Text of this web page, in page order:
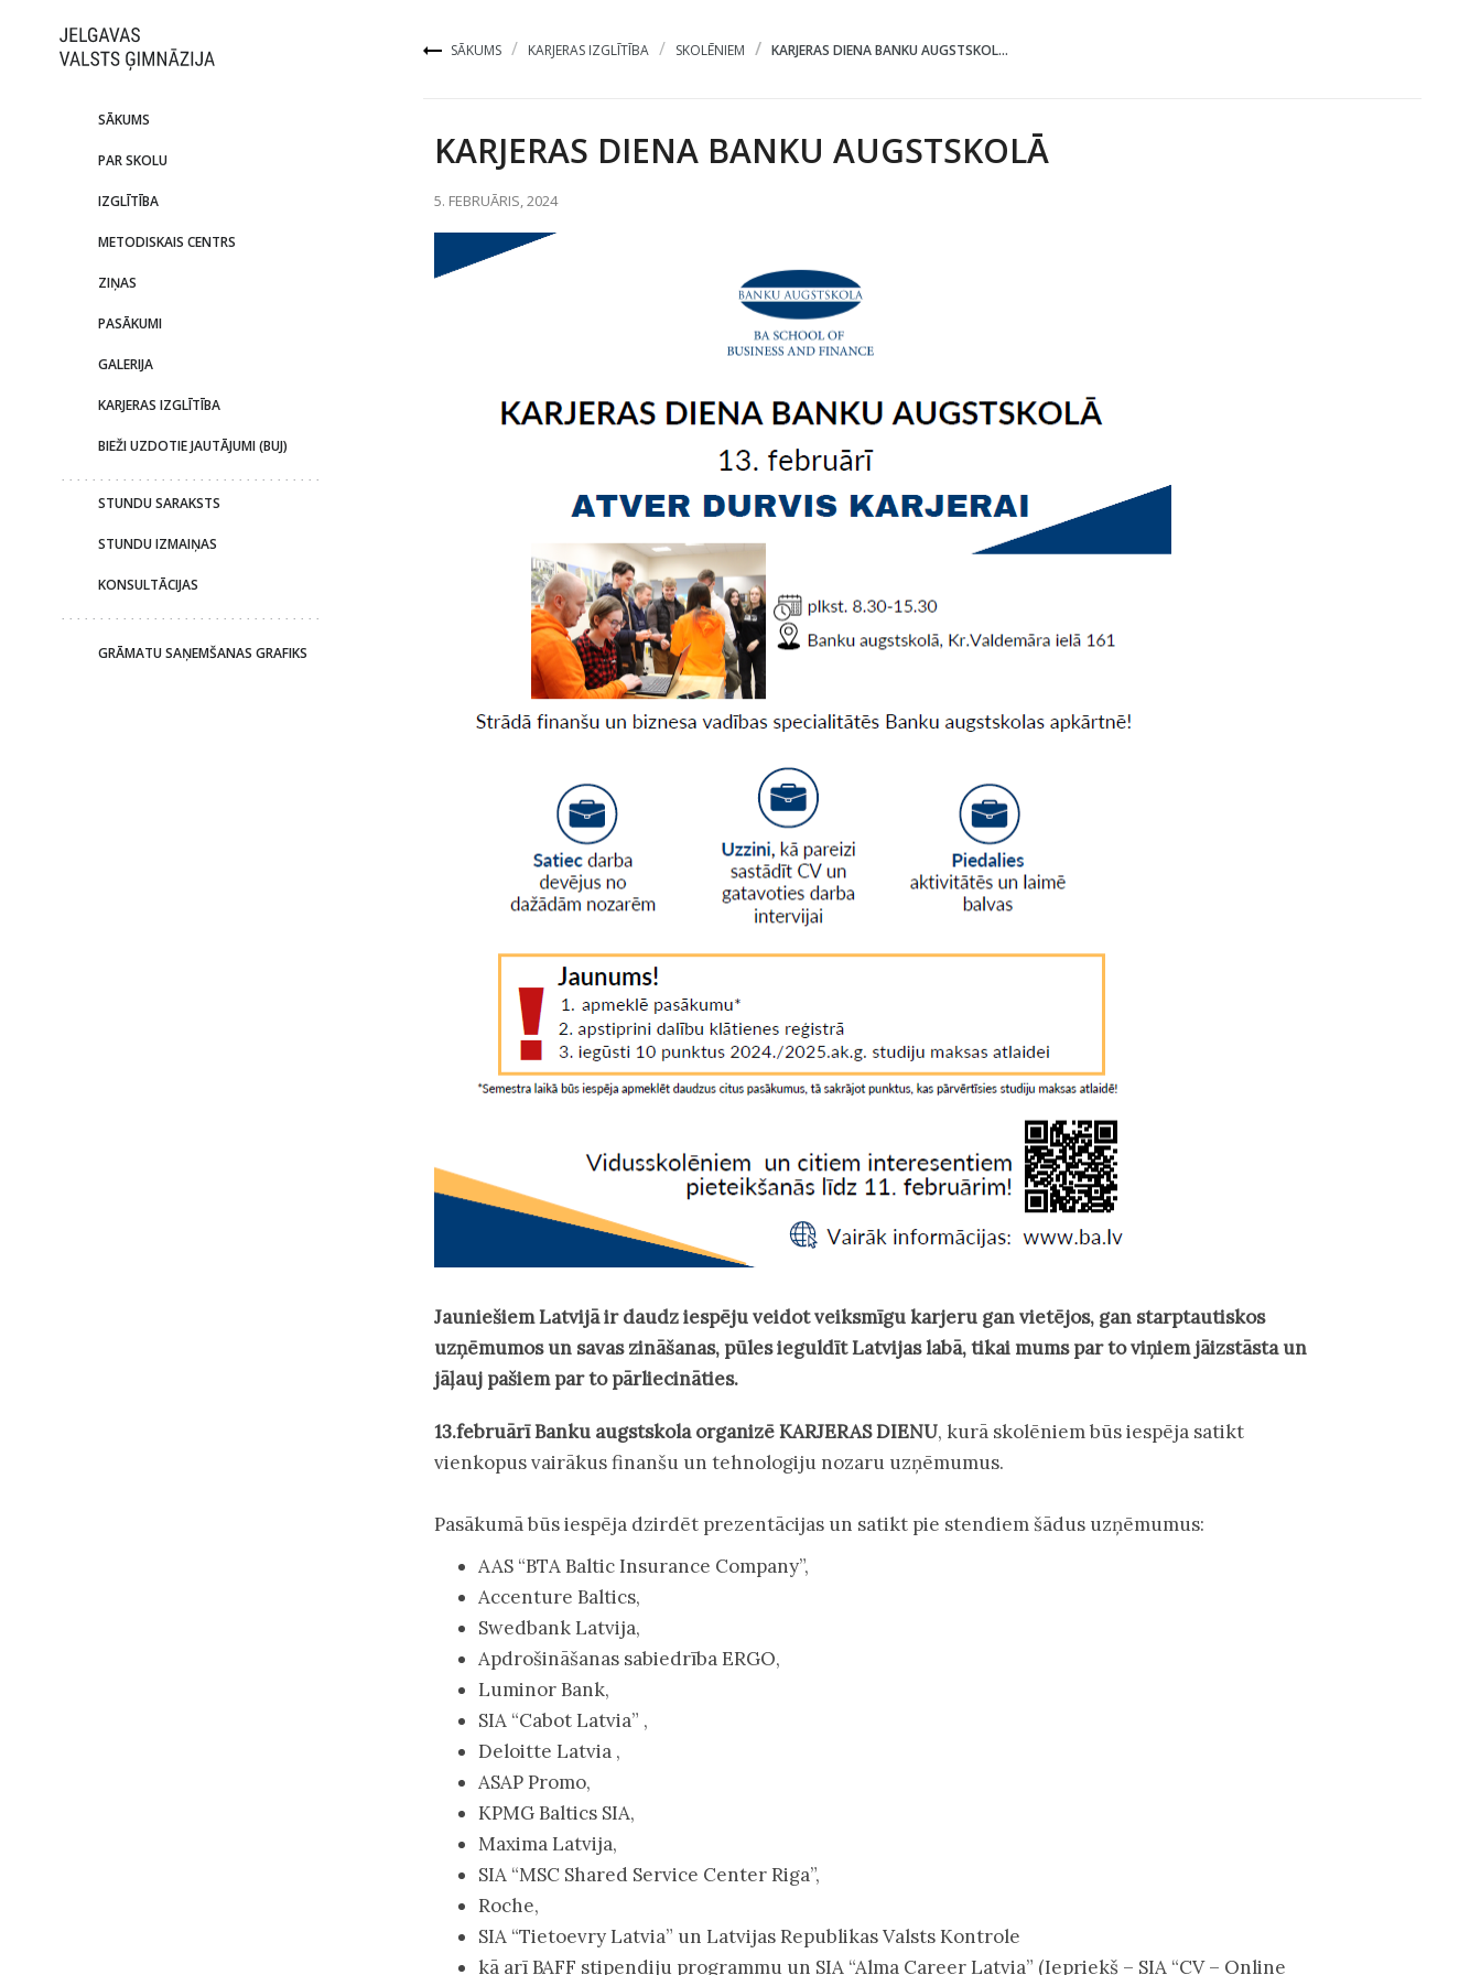
SĀKUMS KARJERAS IZGLĪTĪBA SKOLĒNIEM KARJERAS DIENA BANKU AUGSTSKOL...
SĀKUMS
PAR SKOLU
IZGLĪTĪBA
METODISKAIS CENTRS
ZIŅAS
PASĀKUMI
GALERIJA
KARJERAS IZGLĪTĪBA
BIEŽI UZDOTIE JAUTĀJUMI (BUJ)
STUNDU SARAKSTS
STUNDU IZMAIŅAS
KONSULTĀCIJAS
GRĀMATU SAŅEMŠANAS GRAFIKS
KARJERAS DIENA BANKU AUGSTSKOLĀ
5. FEBRUĀRIS, 2024
Jauniešiem Latvijā ir daudz iespēju veidot veiksmīgu karjeru gan vietējos, gan starptautiskos
uzņēmumos un savas zināšanas, pūles ieguldīt Latvijas labā, tikai mums par to viņiem jāizstāsta un
jāļauj pašiem par to pārliecināties.
13.februārī Banku augstskola organizē KARJERAS DIENU, kurā skolēniem būs iespēja satikt
vienkopus vairākus finanšu un tehnologiju nozaru uzņēmumus.
Pasākumā būs iespēja dzirdēt prezentācijas un satikt pie stendiem šādus uzņēmumus:
AAS “BTA Baltic Insurance Company”,
Accenture Baltics,
Swedbank Latvija,
Apdrošināšanas sabiedrība ERGO,
Luminor Bank,
SIA “Cabot Latvia” ,
Deloitte Latvia ,
ASAP Promo,
KPMG Baltics SIA,
Maxima Latvija,
SIA “MSC Shared Service Center Riga”,
Roche,
SIA “Tietoevry Latvia” un Latvijas Republikas Valsts Kontrole
kā arī BAFF stipendiju programmu un SIA “Alma Career Latvia” (Iepriekš – SIA “CV – Online